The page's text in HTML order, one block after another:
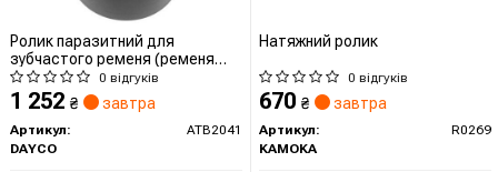
Ролик паразитний для
зубчастого ременя (ременя
ГРМ)
0 відгуків
1 252 ₴ завтра
Артикул:
ATB2041
DAYCO
Натяжний ролик
0 відгуків
670 ₴ завтра
Артикул:
R0269
KAMOKA